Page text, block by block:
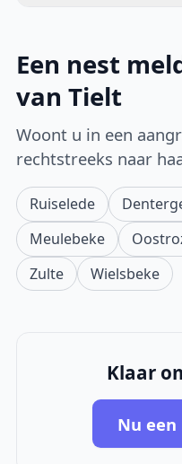
Een nest
van Tielt
Woont u in een
rechtstreeks naar
Ruiselede
Meulebeke
Zulte
Wielsbeke
Klaar
Nu